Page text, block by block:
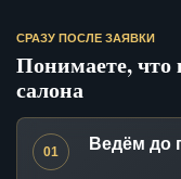
СРАЗУ ПОСЛЕ ЗАЯВКИ
Понимаете,
салона
01 Ведём до